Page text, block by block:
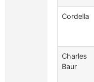
Cordella
Charles
Baur